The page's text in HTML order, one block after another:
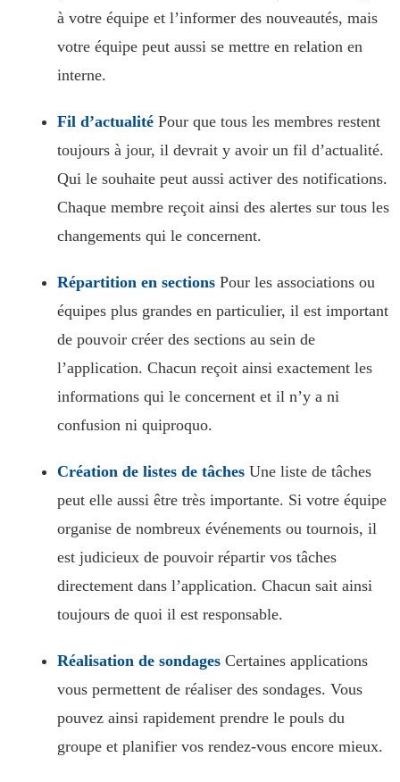
à votre équipe et l’informer des nouveautés, mais
votre équipe peut aussi se mettre en relation en
interne.
Fil d’actualité Pour que tous les membres restent
toujours à jour, il devrait y avoir un fil d’actualité.
Qui le souhaite peut aussi activer des notifications.
Chaque membre reçoit ainsi des alertes sur tous les
changements qui le concernent.
Répartition en sections Pour les associations ou
équipes plus grandes en particulier, il est important
de pouvoir créer des sections au sein de
l’application. Chacun reçoit ainsi exactement les
informations qui le concernent et il n’y a ni
confusion ni quiproquo.
Création de listes de tâches Une liste de tâches
peut elle aussi être très importante. Si votre équipe
organise de nombreux événements ou tournois, il
est judicieux de pouvoir répartir vos tâches
directement dans l’application. Chacun sait ainsi
toujours de quoi il est responsable.
Réalisation de sondages Certaines applications
vous permettent de réaliser des sondages. Vous
pouvez ainsi rapidement prendre le pouls du
groupe et planifier vos rendez-vous encore mieux.